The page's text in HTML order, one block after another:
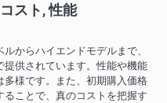
スト, 性能
からハイエンドモデルまで、
供されています。性能や機能
様です。また、初期購入価格
ことで、真のコストを把握す